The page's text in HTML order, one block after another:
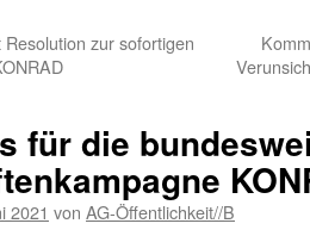
zur sofortigen
für die
2021 von AG-Öffentlichkeit//B